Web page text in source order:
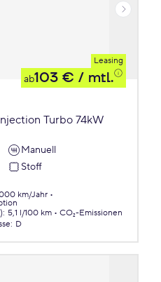
Leasing
ab103 € / mtl.
Turbo 74kW
Manuell
Stoff
km/Jahr
: 5,1 l/100 km
CO₂-Emissionen
: D